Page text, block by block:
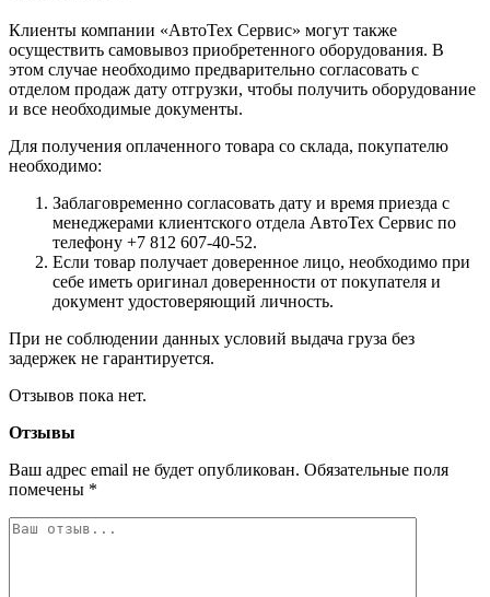
Клиенты компании «АвтоТех Сервис» могут также
осуществить самовывоз приобретенного оборудования. В
этом случае необходимо предварительно согласовать с
отделом продаж дату отгрузки, чтобы получить оборудование
и все необходимые документы.
Для получения оплаченного товара со склада, покупателю
необходимо:
Заблаговременно согласовать дату и время приезда с
менеджерами клиентского отдела АвтоТех Сервис по
телефону +7 812 607-40-52.
Если товар получает доверенное лицо, необходимо при
себе иметь оригинал доверенности от покупателя и
документ удостоверяющий личность.
При не соблюдении данных условий выдача груза без
задержек не гарантируется.
Отзывов пока нет.
Отзывы
Ваш адрес email не будет опубликован. Обязательные поля
помечены *